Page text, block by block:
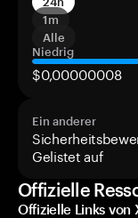
1m
Alle
Niedrig
$0,00000008
Ein anderer
Gelistet auf
Offizielle
Offizielle Links von